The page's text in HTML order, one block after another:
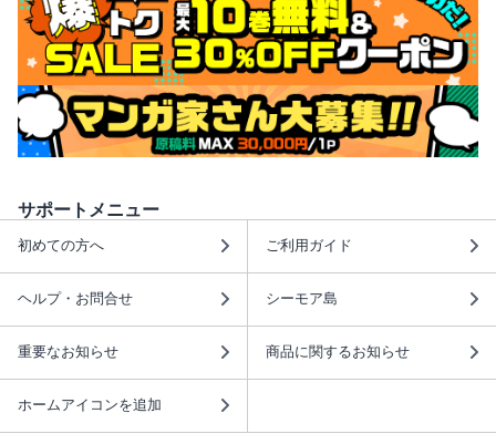
サポートメニュー
初めての方へ ご利用ガイド
ヘルプ・お問合せ シーモア島
重要なお知らせ 商品に関するお知らせ
ホームアイコンを追加